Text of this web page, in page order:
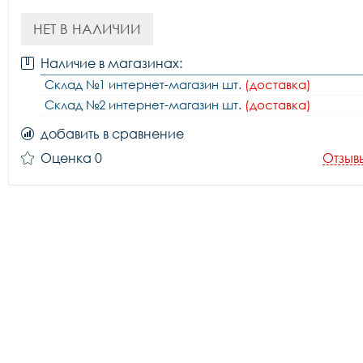
НЕТ В НАЛИЧИИ
Наличие в магазинах:
Склад №1 интернет-магазин шт. (доставка)
Склад №2 интернет-магазин шт. (доставка)
добавить в сравнение
Оценка 0